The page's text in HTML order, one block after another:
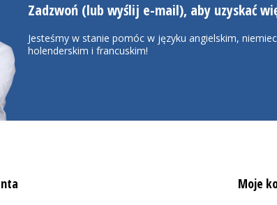
Zadzwoń (lub wyślij e-mail), aby uzyskać
Jesteśmy w stanie pomóc w języku angielskim,
holenderskim i francuskim!
Moje